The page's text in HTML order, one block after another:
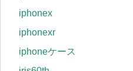
iphonex
iphonexr
iphoneケース